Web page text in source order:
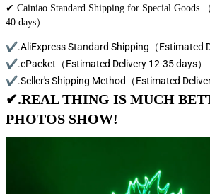
✔.Cainiao Standard Shipping for Special Goods
40 days）
✔.AliExpress Standard Shipping（Estimated
✔.ePacket（Estimated Delivery 12-35 days）
✔.Seller's Shipping Method（Estimated
✔.REAL THING IS MUCH
PHOTOS SHOW!